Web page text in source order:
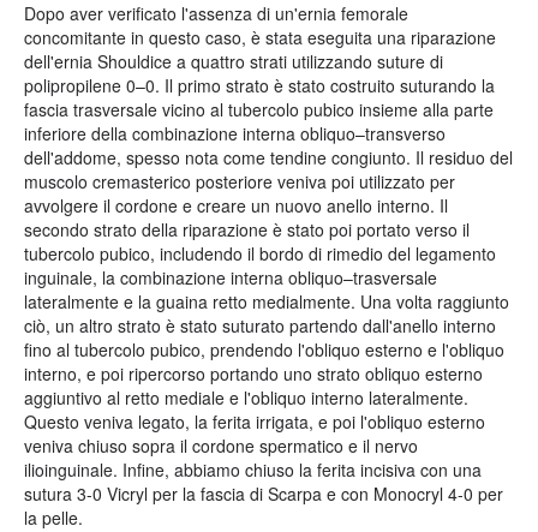
Dopo aver verificato l'assenza di un'ernia femorale
concomitante in questo caso, è stata eseguita una riparazione
dell'ernia Shouldice a quattro strati utilizzando suture di
polipropilene 0–0. Il primo strato è stato costruito suturando la
fascia trasversale vicino al tubercolo pubico insieme alla parte
inferiore della combinazione interna obliquo–transverso
dell'addome, spesso nota come tendine congiunto. Il residuo del
muscolo cremasterico posteriore veniva poi utilizzato per
avvolgere il cordone e creare un nuovo anello interno. Il
secondo strato della riparazione è stato poi portato verso il
tubercolo pubico, includendo il bordo di rimedio del legamento
inguinale, la combinazione interna obliquo–trasversale
lateralmente e la guaina retto medialmente. Una volta raggiunto
ciò, un altro strato è stato suturato partendo dall'anello interno
fino al tubercolo pubico, prendendo l'obliquo esterno e l'obliquo
interno, e poi ripercorso portando uno strato obliquo esterno
aggiuntivo al retto mediale e l'obliquo interno lateralmente.
Questo veniva legato, la ferita irrigata, e poi l'obliquo esterno
veniva chiuso sopra il cordone spermatico e il nervo
ilioinguinale. Infine, abbiamo chiuso la ferita incisiva con una
sutura 3-0 Vicryl per la fascia di Scarpa e con Monocryl 4-0 per
la pelle.